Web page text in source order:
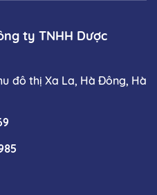
ty TNHH Dược
đô thị Xa La, Hà Đông, Hà